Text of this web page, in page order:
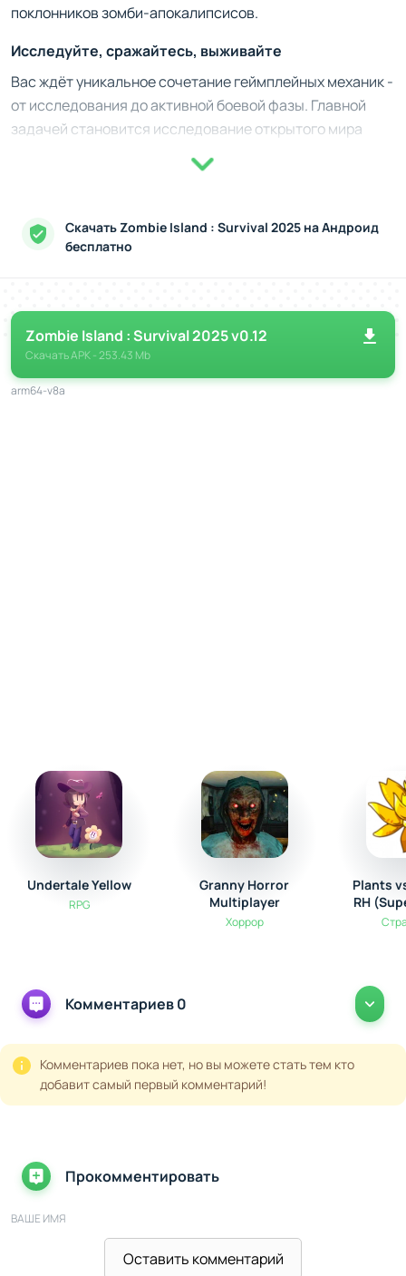
поклонников зомби-апокалипсисов.
Исследуйте, сражайтесь, выживайте
Вас ждёт уникальное сочетание геймплейных механик -
от исследования до активной боевой фазы. Главной
задачей становится исследование открытого мира
локаций. Разбросанные по карте разрушенные здания,
ресурсы и безопасные зоны.
волна врагов становится всё сложнее, а ужасающие
"боссы-зомби" потребуют применения тактического
подхода. Кроме того, игра предоставляет возможность
переключения между спокойным исследованием и
останавливаются парой точных выстрелов, но быстрые
бегуны требуют молниеносной реакции.
Инфицированные с особыми способностями, такие как
токсичные зомби или "визуально угасающие"
стратегические цели, привносят элемент
непредсказуемости.
Скачать Zombie Island : Survival 2025 на Андроид
бесплатно
Zombie Island : Survival 2025 v0.12
СкачатьAPK- 253.43 Mb
arm64-v8a
Undertale Yellow
RPG
Granny Horror
Multiplayer
Хоррор
Plants
RH
Комментариев 0
Комментариев пока нет, но вы можете стать тем кто
добавит самый первый комментарий!
Прокомментировать
ВАШЕ ИМЯ
Оставить комментарий